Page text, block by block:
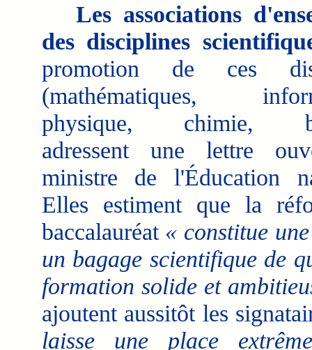
Les associations
des disciplines
promotion de ces
(mathématiques,
physique, chimie,
adressent une lettre
ministre de l'Éducation
Elles estiment que la
baccalauréat « constitue
un bagage scientifique de
formation solide et
ajoutent aussitôt les
laisse une place